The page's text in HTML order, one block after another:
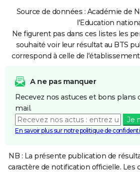
Source de données : Académie de
l'Education
Ne figurent pas dans ces listes les
souhaité voir leur résultat au BTS
correspond à celle de
A ne pas manquer
Recevez nos astuces et bons
mail.
Je
En savoir plus sur notre politique de
NB : La présente publication de
caractère de notification officielle. Les